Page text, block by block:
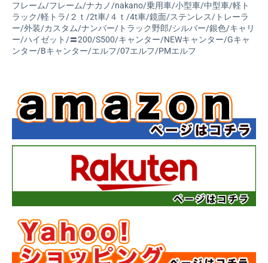
フレーム/フレーム/ナカノ/nakano/乗用車/小型車/中型車/軽ト
ラック/軽トラ/２ｔ/2t車/４ｔ/4t車/鏡面/ステンレス/トレーラ
ー/外装/カスタム/ナンバー/トラック野郎/シルバー/銀色/キャリ
ー/ハイゼット/〓200/S500/キャンター/NEWキャンター/Gキャ
ンター/Bキャンター/エルフ/07エルフ/PMエルフ